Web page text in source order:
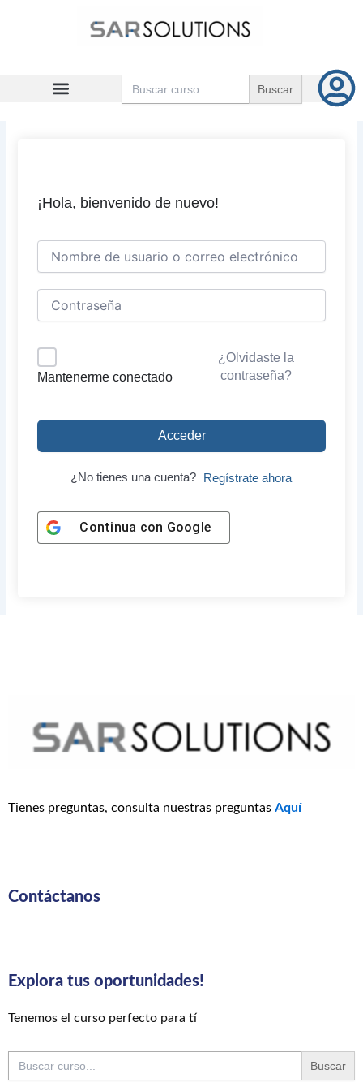
Buscar:
¡Hola, bienvenido de nuevo!
Mantenerme conectado
¿Olvidaste la
contraseña?
Acceder
¿No tienes una cuenta? Regístrate ahora
Continua con Google
Tienes preguntas, consulta nuestras preguntas Aquí
Contáctanos
Explora tus oportunidades!
Tenemos el curso perfecto para tí
Buscar: